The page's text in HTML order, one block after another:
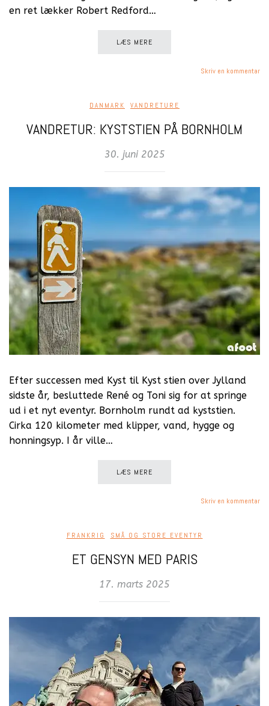
en ret lækker Robert Redford…
LÆS MERE
Skriv en kommentar
DANMARK VANDRETURE
VANDRETUR: KYSTSTIEN PÅ BORNHOLM
30. juni 2025
Efter successen med Kyst til Kyst stien over Jylland
sidste år, besluttede René og Toni sig for at springe
ud i et nyt eventyr. Bornholm rundt ad kyststien.
Cirka 120 kilometer med klipper, vand, hygge og
honningsyp. I år ville…
LÆS MERE
Skriv en kommentar
FRANKRIG SMÅ OG STORE EVENTYR
ET GENSYN MED PARIS
17. marts 2025